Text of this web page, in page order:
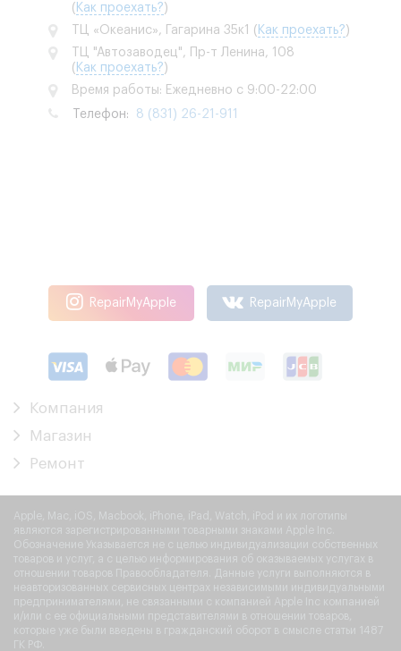
( Как проехать?)
ТЦ «Океанис», Гагарина 35к1 ( Как проехать?)
ТЦ "Автозаводец", Пр-т Ленина, 108
( Как проехать?)
Время работы: Ежедневно с 9:00-22:00
Телефон: 8 (831) 26-21-911
RepairMyApple RepairMyApple
Компания
Магазин
Ремонт
Apple, Mac, iOS, Macbook, iPhone, iPad, Watch, iPod и их логотипы
являются зарегистрированными товарными знаками Apple Inc.
Обозначение Указывается не с целью индивидуализации собственных
товаров и услуг, а с целью информирования об оказываемых услугах в
отношении товаров Правообладателя. Данные услуги выполняются в
неавторизованных сервисных центрах независимыми индивидуальными
предпринимателями, не связанными с компанией Apple Inc компанией
и/или с ее официальными представителями в отношении товаров,
которые уже были введены в гражданский оборот в смысле статьи 1487
ГК РФ.